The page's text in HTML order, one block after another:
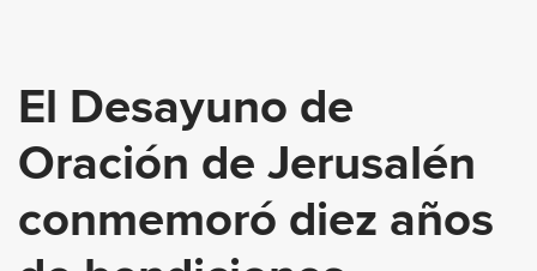
El Desayuno de
Oración de Jerusalén
conmemoró diez años